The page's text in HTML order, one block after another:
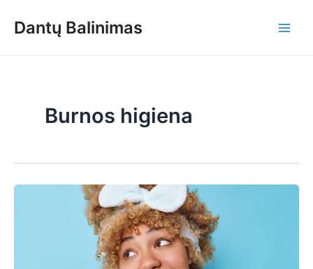
Dantų Balinimas
Burnos higiena